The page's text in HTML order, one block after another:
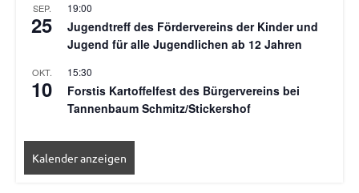
SEP.
25
19:00
Jugendtreff des Fördervereins der Kinder und
Jugend für alle Jugendlichen ab 12 Jahren
OKT.
10
15:30
Forstis Kartoffelfest des Bürgervereins bei
Tannenbaum Schmitz/Stickershof
Kalender anzeigen